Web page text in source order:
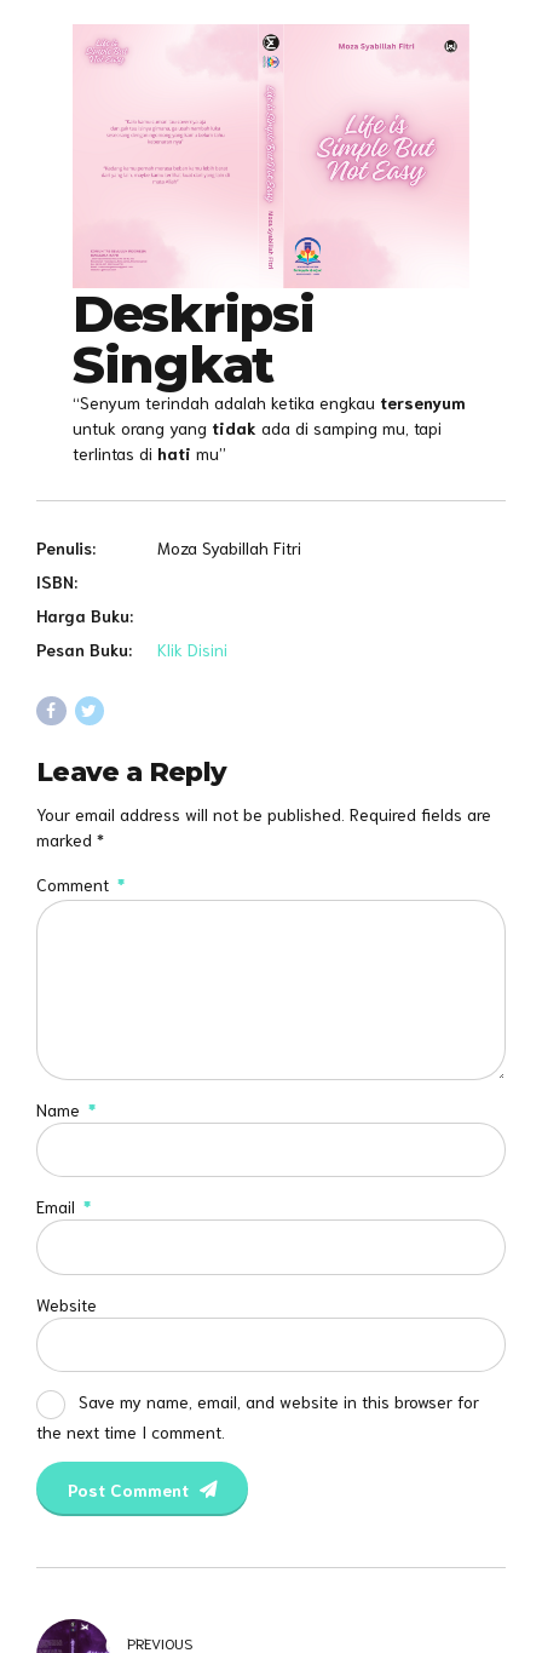
Deskripsi
Singkat
“Senyum terindah adalah ketika engkau tersenyum
untuk orang yang tidak ada di samping mu, tapi
terlintas di hati mu”
Penulis:
Moza Syabillah Fitri
ISBN:
Harga Buku:
Pesan Buku:
Klik Disini
Leave a Reply
Your email address will not be published. Required fields are
marked *
Comment *
Name *
Email *
Website
Save my name, email, and website in this browser for
the next time I comment.
Post Comment
PREVIOUS